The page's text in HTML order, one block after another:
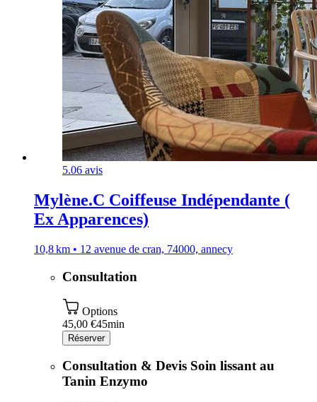
5.06 avis
Mylène.C Coiffeuse Indépendante (
Ex Apparences)
10,8 km • 12 avenue de cran, 74000, annecy
Consultation
Options
45,00 €45min
Réserver
Consultation & Devis Soin lissant au
Tanin Enzymo